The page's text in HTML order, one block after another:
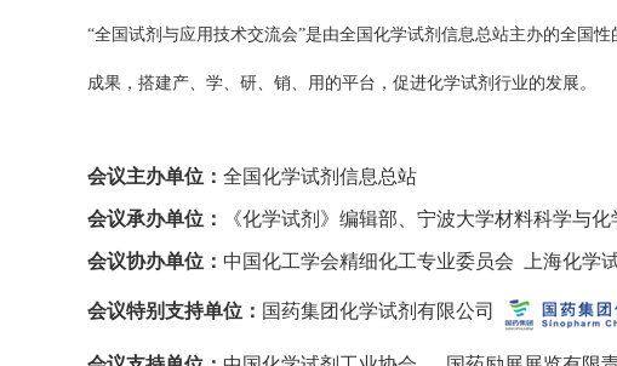
“全国试剂与应用技术交流会”是由全国化学试剂信息总站主办的全国
成果，搭建产、学、研、销、用的平台，促进化学试剂行业的发展。
会议主办单位： 全国化学试剂信息总站
会议承办单位： 《化学试剂》编辑部、宁波大学材料科学与化
会议协办单位： 中国化工学会精细化工专业委员会 上海化学
会议特别支持单位： 国药集团化学试剂有限公司